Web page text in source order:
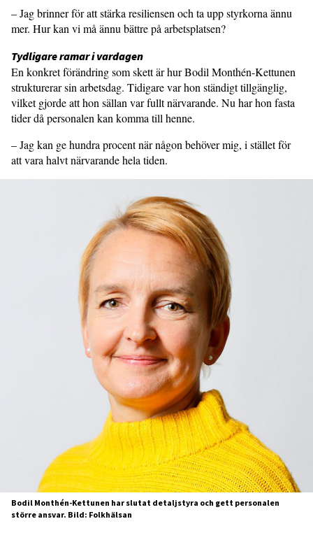
– Jag brinner för att stärka resiliensen och ta upp styrkorna ännu
mer. Hur kan vi må ännu bättre på arbetsplatsen?
Tydligare ramar i vardagen
En konkret förändring som skett är hur Bodil Monthén-Kettunen
strukturerar sin arbetsdag. Tidigare var hon ständigt tillgänglig,
vilket gjorde att hon sällan var fullt närvarande. Nu har hon fasta
tider då personalen kan komma till henne.
– Jag kan ge hundra procent när någon behöver mig, i stället för
att vara halvt närvarande hela tiden.
Bodil Monthén-Kettunen har slutat detaljstyra och gett personalen
större ansvar. Bild: Folkhälsan